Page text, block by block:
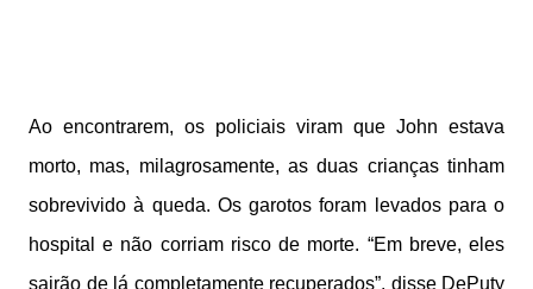
Ao encontrarem, os policiais viram que John estava
morto, mas, milagrosamente, as duas crianças tinham
sobrevivido à queda. Os garotos foram levados para o
hospital e não corriam risco de morte. “Em breve, eles
sairão de lá completamente recuperados”, disse DePuty